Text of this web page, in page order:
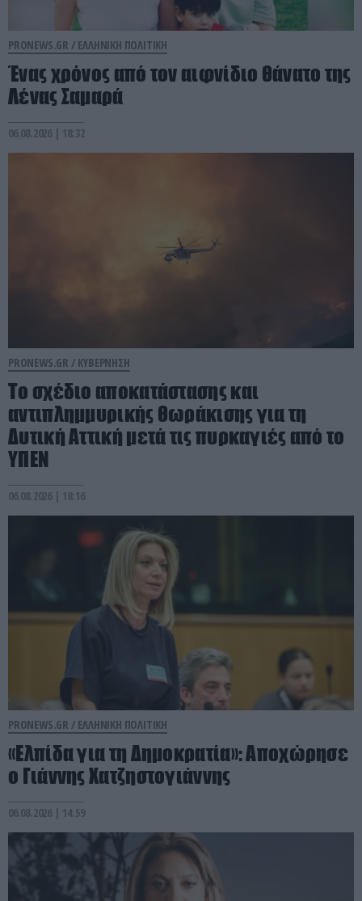
PRONEWS.GR / ΕΛΛΗΝΙΚΗ ΠΟΛΙΤΙΚΗ
Ένας χρόνος από τον αιφνίδιο θάνατο της
Λένας Σαμαρά
06.08.2026 | 18:32
PRONEWS.GR / ΚΥΒΕΡΝΗΣΗ
Το σχέδιο αποκατάστασης και
αντιπλημμυρικής θωράκισης για τη
Δυτική Αττική μετά τις πυρκαγιές από το
ΥΠΕΝ
06.08.2026 | 18:16
PRONEWS.GR / ΕΛΛΗΝΙΚΗ ΠΟΛΙΤΙΚΗ
«Ελπίδα για τη Δημοκρατία»: Αποχώρησε
ο Γιάννης Χατζηστογιάννης
06.08.2026 | 14:59